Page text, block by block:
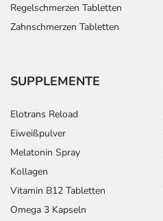
Regelschmerzen Tabletten
Zahnschmerzen Tabletten
SUPPLEMENTE
Elotrans Reload
Eiweißpulver
Melatonin Spray
Kollagen
Vitamin B12 Tabletten
Omega 3 Kapseln